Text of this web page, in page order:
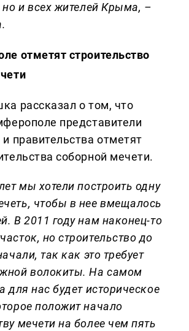
но и всех жителей Крыма, –
отметят строительство
рассказал о том, что
представители
правительства отметят
соборной мечети.
мы хотели построить одну
чтобы в нее вмещалось
В 2011 году нам наконец-то
но строительство до
так как это требует
волокиты. На самом
для нас будет историческое
положит начало
мечети на более чем пять